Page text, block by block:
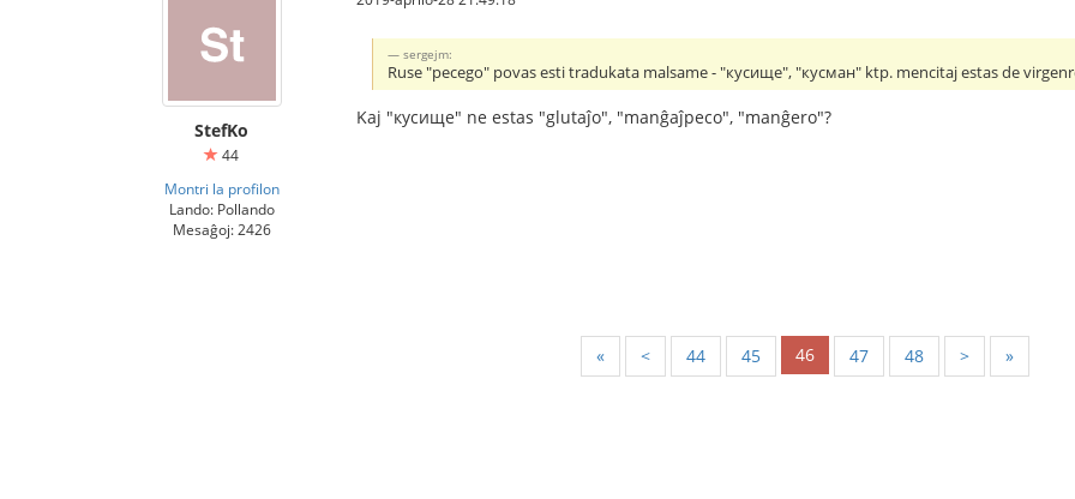
StefKo
44
Montri la profilon
Lando: Pollando
Mesaĝoj: 2426
sergejm:
Ruse "pecego" povas esti tradukata malsame - "кусище", "кусман" ktp. mencitaj estas de
Kaj "кусище" ne estas "glutaĵo", "manĝaĵpeco", "manĝero"?
« < 44 45 46 47 48 > »